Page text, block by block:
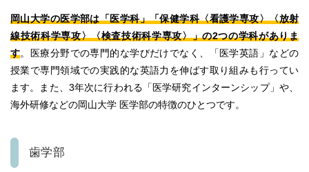
岡山大学の医学部は「医学科」「保健学科〈看護学専攻〉〈放射
線技術科学専攻〉〈検査技術科学専攻〉」の2つの学科がありま
す。
医療分野での専門的な学びだけでなく、「医学英語」などの
授業で専門領域での実践的な英語力を伸ばす取り組みも行ってい
ます。 また、3年次に行われる「医学研究インターンシップ」や、
海外研修などの岡山大学 医学部の特徴のひとつです。
歯学部